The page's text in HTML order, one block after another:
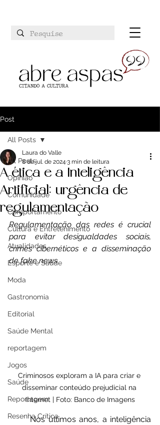
Post
All Posts
Opinião
Comunidade
Comportamento
Cultura e Entretenimento
Atualidades
Esporte e Saúde
Moda
Gastronomia
Editorial
Saúde Mental
reportagem
Jogos
Saúde
Reportagem
Resenha Crítica
All Posts
A ética e a Inteligência
Artificial: urgência de
regulamentação
Laura do Valle
8 de jul. de 2024 3 min de leitura
Regulamentação das redes é crucial
para evitar desigualdades sociais,
crimes cibernéticos e a disseminação
de fake news
Criminosos exploram a IA para criar e
disseminar conteúdo prejudicial na
Internet | Foto: Banco de Imagens
	Nos últimos anos, a inteligência